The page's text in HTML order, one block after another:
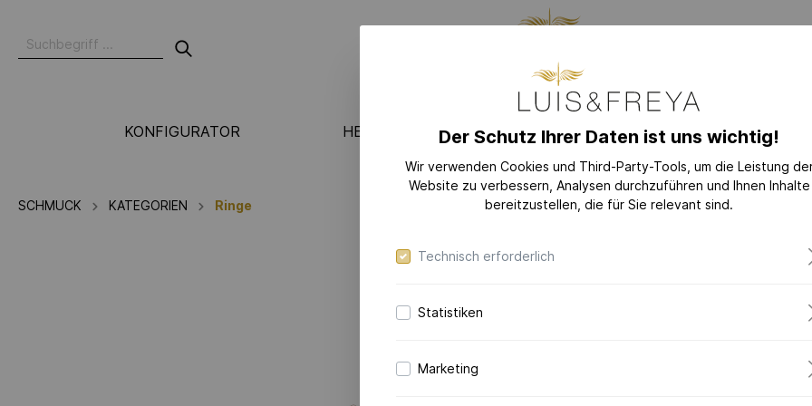
KONFIGURATOR HERSTELLUNG SCHMUCK
KOLLEKTIONEN
LOVE-LETTER
DAZZLING-
DAZZLING-
CERAMIC-
SCHMUCK KATEGORIEN Ringe
Der Schutz Ihrer Daten ist uns wichtig!
Wir verwenden Cookies und Third-Party-Tools, um die Leistung
Website zu verbessern, Analysen durchzuführen und Ihnen Inhalte
bereitzustellen, die für Sie relevant sind.
Technisch erforderlich
Statistiken
Marketing